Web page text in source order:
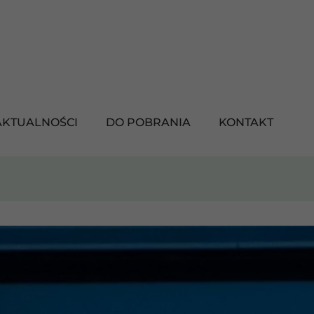
DO POBRANIA KONTAKT